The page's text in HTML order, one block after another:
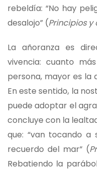
rebeldía: “No hay
desalojo” (Principios
La añoranza es
vivencia: cuanto
persona, mayor es la
En este sentido, la
puede adoptar el
concluye con la
que: “van tocando a
recuerdo del mar” (
Rebatiendo la